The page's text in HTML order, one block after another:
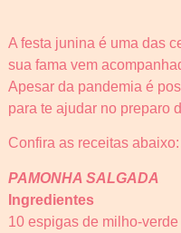
A festa junina é uma das
sua fama vem
Apesar da pandemia é
para te ajudar no preparo
Confira as receitas abaixo:
PAMONHA SALGADA
Ingredientes
10 espigas de milho-